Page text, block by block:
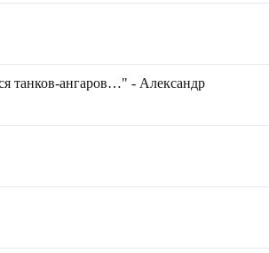
танков-ангаров…" - Александр